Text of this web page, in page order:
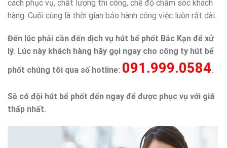
cách phục vụ, chất lượng thi công, chế độ chăm sóc khách
hàng. Cuối cùng là thời gian bảo hành công việc luôn rất dài.
Đến lúc phải cần đến dịch vụ hút bể phốt Bắc Kạn để xử
lý. Lúc này khách hàng hãy gọi ngay cho công ty hút bể
phốt chúng tôi qua số hotline: 091.999.0584.
Sẽ có đội hút bể phốt đến ngay để được phục vụ với giá
thấp nhất.